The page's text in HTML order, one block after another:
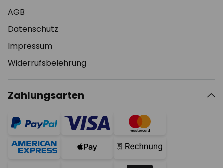
AGB
Datenschutz
Impressum
Widerrufsbelehrung
Zahlungsarten